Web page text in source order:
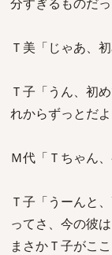
Ｔ美「じゃあ、
Ｔ子「うん、初
れからずっとだよ
Ｍ代「Ｔちゃん
Ｔ子「うーんと
ってさ、今の彼
まさかＴ子がこ